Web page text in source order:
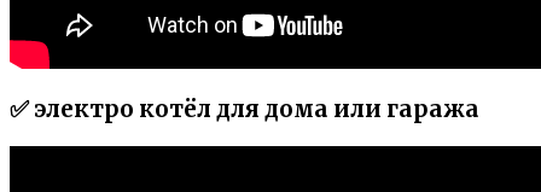
✅ электро котёл для дома или гаража